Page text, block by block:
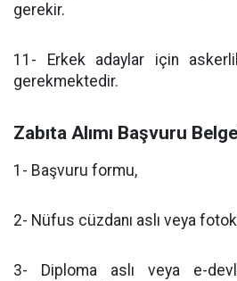
gerekir.
11- Erkek adaylar için
gerekmektedir.
Zabıta Alımı Başvuru
1- Başvuru formu,
2- Nüfus cüzdanı aslı veya
3- Diploma aslı veya e-